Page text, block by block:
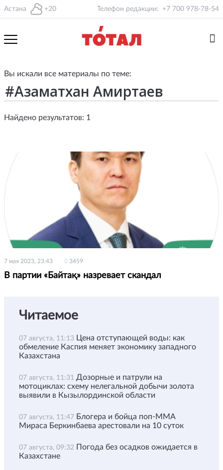
Астана +20 Телефон редакции: +7 700 978-78-54
Вы искали все материалы по теме:
Найдено результатов: 1
7 мая 2023, 23:43 3459
В партии «Байтақ» назревает скандал
Читаемое
07 августа, 11:13 Цена отступающей воды: как
обмеление Каспия меняет экономику западного
Казахстана
07 августа, 11:31 Дозорные и патрули на
мотоциклах: схему нелегальной добычи золота
выявили в Кызылординской области
07 августа, 11:47 Блогера и бойца поп-ММА
Мираса Беркинбаева арестовали на 10 суток
07 августа, 09:32 Погода без осадков ожидается в
Казахстане